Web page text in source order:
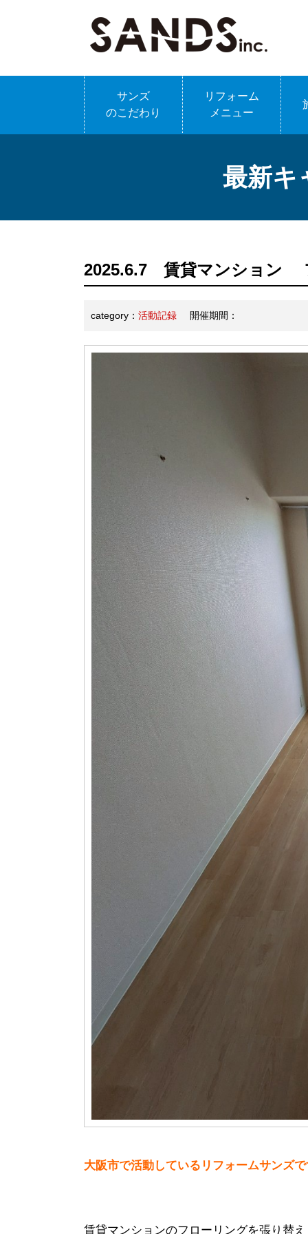
サンズ
のこだわり
リフォーム
メニュー
最新キ
2025.6.7 賃貸マンション
category： 活動記録 開催期間：
大阪市で活動しているリフォームサンズ
賃貸マンションのフローリングを張り替